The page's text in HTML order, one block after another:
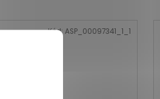
Kód: ASP_00097341_1_1